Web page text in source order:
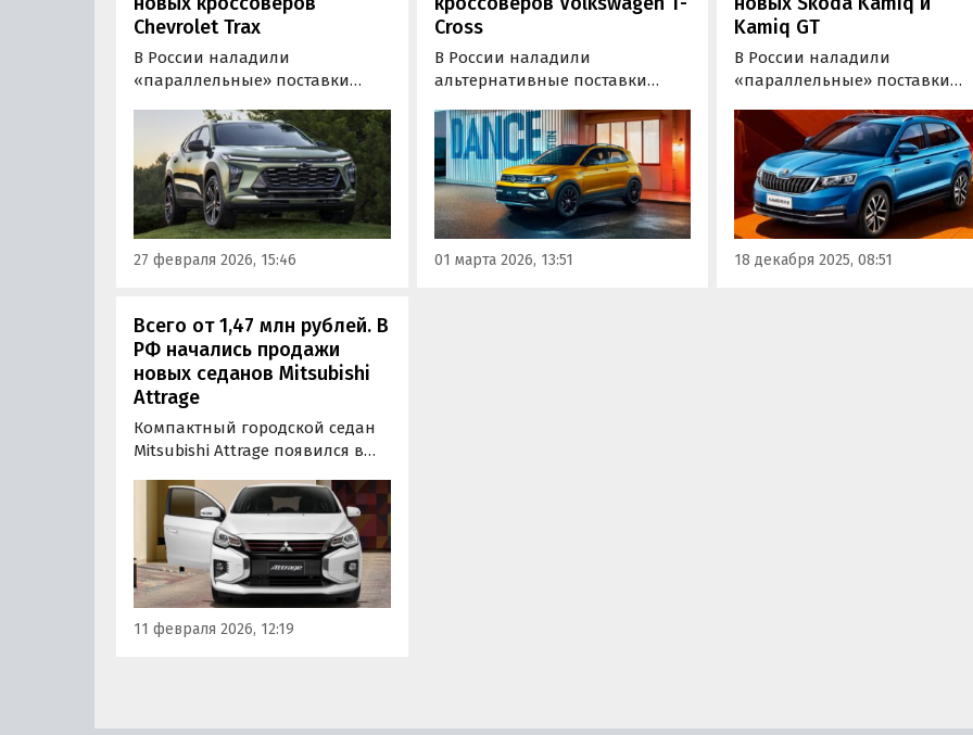
Chevrolet Trax
В России наладили
«параллельные» поставки
кроссоверов Chevrolet Trax,
которые у нас могли бы
конкурировать с такими
«китайцами» как Chery Tiggo 7
Pro Max и Jaecoo J7.
27 февраля 2026, 15:46
Cross
В России наладили
альтернативные поставки
кроссоверов Volkswagen T-Cross
из Японии и Китая. Эту
соплатформенную Polo модель
штучно возят к нам только под
заказ, а цены на неё на одном
из сайтов объявлений стартуют
от 1 300 000…
01 марта 2026, 13:51
Kamiq GT
В России наладили
«параллельные» поставки
Kamiq, который
на совместном предприятии
SAIC-Volkswagen в Китае.
на него на одном из сайтов
объявлений в декабре
от 1 670 000 рублей,
18 декабря 2025, 08:51
Всего от 1,47 млн рублей. В
РФ начались продажи
новых седанов Mitsubishi
Attrage
Компактный городской седан
Mitsubishi Attrage появился в
поставляется в нашу страну по
альтернативным схемам и
доступен для покупки как из
наличия, так и под заказ по
цене от 1 470 000 рублей,
сообщает портал «Автоновости
дня».
11 февраля 2026, 12:19